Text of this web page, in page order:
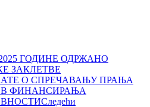
ГОДИНЕ ОДРЖАНО
ЗАКЛЕТВЕ
О СПРЕЧАВАЊУ ПРАЊА
ФИНАНСИРАЊА
Следећи